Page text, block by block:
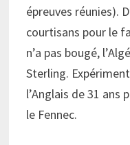
épreuves réunies).
courtisans pour le
n’a pas bougé,
Sterling.
l’Anglais de 31
le Fennec.